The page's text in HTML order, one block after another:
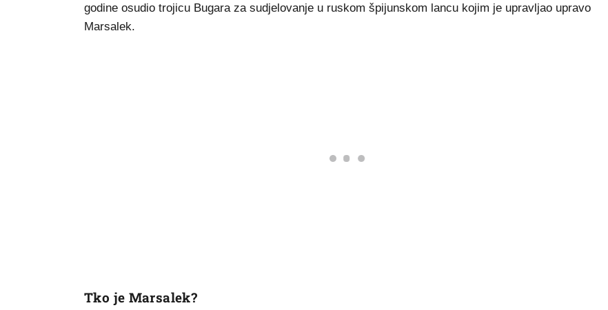
godine osudio trojicu Bugara za sudjelovanje u ruskom špijunskom lancu kojim je upravljao upravo
Marsalek.
Tko je Marsalek?